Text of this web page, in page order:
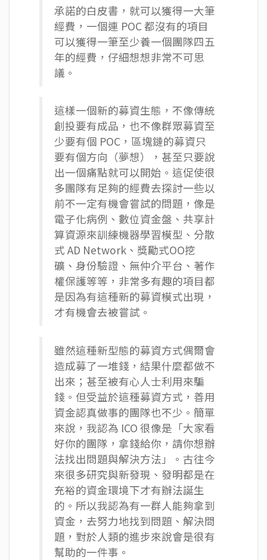
承諾的白皮書，就可以獲得一大筆
經費，一個連 POC 都沒有的項目
可以獲得一筆至少養一個團隊四五
年的經費，仔細想想非常不可思
議。
這樣一個新的募資生態，不像傳統
創投要有成品，也不像群眾募資至
少要有個 POC，區塊鏈的募資只
要有個方向（夢想），甚至只要說
出一個痛點就可以開始。這促使很
多團隊有足夠的經費去探討一些以
前不一定有機會嘗試的問題，像是
電子化病例、數位資金盤、共享計
算資源來訓練機器學習模型、分散
式 AD Network、獎勵式OO挖
礦、身份驗證、無仲介平台、著作
權保護等等，非常多有趣的項目都
是因為有這種新的募資模式出現，
才有機會去被嘗試。
雖然這種新型態的募資方式偶爾會
造成募了一堆錢，結果什麼都做不
出來；甚至被有心人士利用來騙
錢。但受益於這種募資方式，善用
資金認真做事的團隊也不少。簡單
來說，我認為 ICO 很像是「大家看
好你的團隊，拿錢給你，請你想辦
法找出問題與解決方法」。古往今
來很多研究與新發現、發明都是在
充裕的資金環境下才有辦法誕生
的。所以我認為有一群人能夠拿到
資金，去努力地找到問題、解決問
題，對於人類的進步來說會是很有
幫助的一件事。